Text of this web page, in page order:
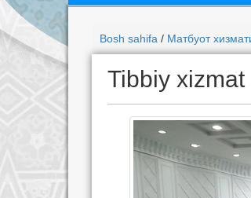
Bosh sahifa / Матбуот
Tibbiy